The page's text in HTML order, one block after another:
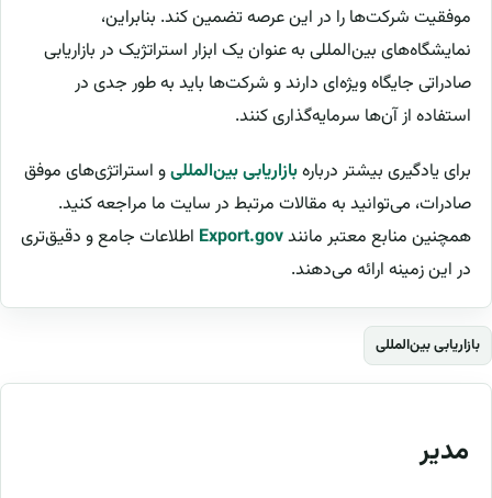
موفقیت شرکت‌ها را در این عرصه تضمین کند. بنابراین،
نمایشگاه‌های بین‌المللی به عنوان یک ابزار استراتژیک در بازاریابی
صادراتی جایگاه ویژه‌ای دارند و شرکت‌ها باید به طور جدی در
استفاده از آن‌ها سرمایه‌گذاری کنند.
برای یادگیری بیشتر دربارهبازاریابی بین‌المللیو استراتژی‌های موفق
صادرات، می‌توانید به مقالات مرتبط در سایت ما مراجعه کنید.
همچنین منابع معتبر مانندExport.gov اطلاعات جامع و دقیق‌تری
در این زمینه ارائه می‌دهند.
بازاریابی بین‌المللی
مدیر